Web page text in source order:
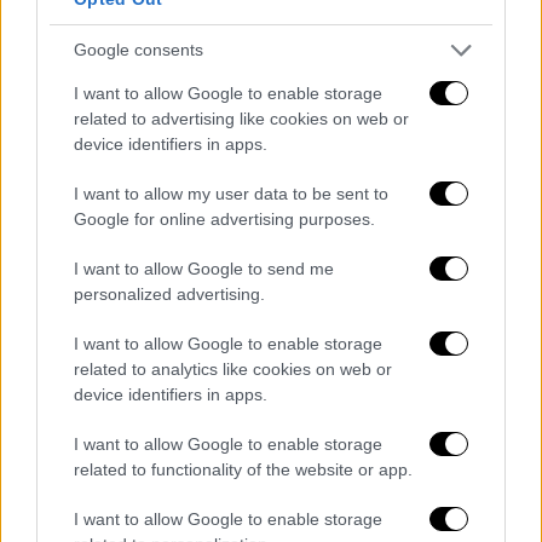
Google consents
I want to allow Google to enable storage
related to advertising like cookies on web or
device identifiers in apps.
I want to allow my user data to be sent to
Google for online advertising purposes.
I want to allow Google to send me
personalized advertising.
I want to allow Google to enable storage
related to analytics like cookies on web or
device identifiers in apps.
I want to allow Google to enable storage
related to functionality of the website or app.
I want to allow Google to enable storage
Η Κουμουνδούρου πάντως
εκδοχήγια το «διαζύγιο» με τον Γιώργο
ως διευθυντή της κοινοβουλευτικής
ομάδας του ΣΥΡΙΖΑ και ότι ο ίδιος ήθελε να
ανακοινώθηκε η αποχώρησή του. Παράλληλα,
όπως αναφέρουν πηγές του ΣΥΡΙΖΑ, είναι σε
εξέλιξη ο οικονομικός εξορθολογισμός στο
κόμμα και όπως προσθέτουν συνεργάτες του
στελεχών θα λάβουν τέλος.
Οι ηχηρές διαφωνίες και η πόρτα της
εξόδου
Στέφανου Κασσελάκημε τα οικονομικά του